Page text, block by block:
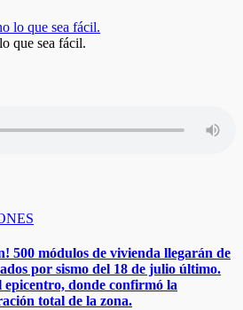
que sea fácil.
500 módulos de vivienda llegarán de
por sismo del 18 de julio último.
donde confirmó la
total de la zona.